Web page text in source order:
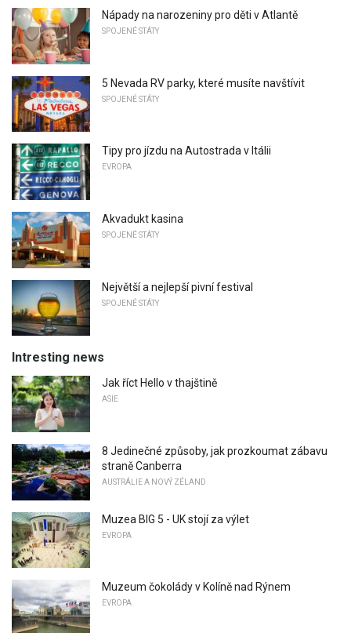
Nápady na narozeniny pro děti v Atlantě
SPOJENÉ STÁTY
5 Nevada RV parky, které musíte navštívit
SPOJENÉ STÁTY
Tipy pro jízdu na Autostrada v Itálii
EVROPA
Akvadukt kasina
SPOJENÉ STÁTY
Největší a nejlepší pivní festival
SPOJENÉ STÁTY
Intresting news
Jak říct Hello v thajštině
ASIE
8 Jedinečné způsoby, jak prozkoumat zábavu
straně Canberra
AUSTRÁLIE A NOVÝ ZÉLAND
Muzea BIG 5 - UK stojí za výlet
EVROPA
Muzeum čokolády v Kolíně nad Rýnem
EVROPA